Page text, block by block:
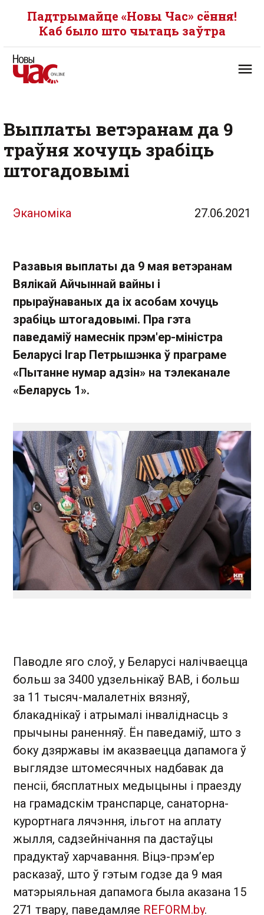
Падтрымайце «Новы Час» сёння!
Каб было што чытаць заўтра
Выплаты ветэранам да 9
траўня хочуць зрабіць
штогадовымі
Эканоміка 27.06.2021
Разавыя выплаты да 9 мая ветэранам
Вялікай Айчыннай вайны і
прыраўнаваных да іх асобам хочуць
зрабіць штогадовымі. Пра гэта
паведаміў намеснік прэм'ер-міністра
Беларусі Ігар Петрышэнка ў праграме
«Пытанне нумар адзін» на тэлеканале
«Беларусь 1».
Паводле яго слоў, у Беларусі налічваецца
больш за 3400 удзельнікаў ВАВ, і больш
за 11 тысяч-малалетніх вязняў,
блакаднікаў і атрымалі інваліднасць з
прычыны раненняў. Ён паведаміў, што з
боку дзяржавы ім аказваецца дапамога ў
выглядзе штомесячных надбавак да
пенсіі, бясплатных медыцыны і праезду
на грамадскім транспарце, санаторна-
курортнага лячэння, ільгот на аплату
жылля, садзейнічання па дастаўцы
прадуктаў харчавання. Віцэ-прэм’ер
расказаў, што ў гэтым годзе да 9 мая
матэрыяльная дапамога была аказана 15
271 твару, паведамляе REFORM.by.